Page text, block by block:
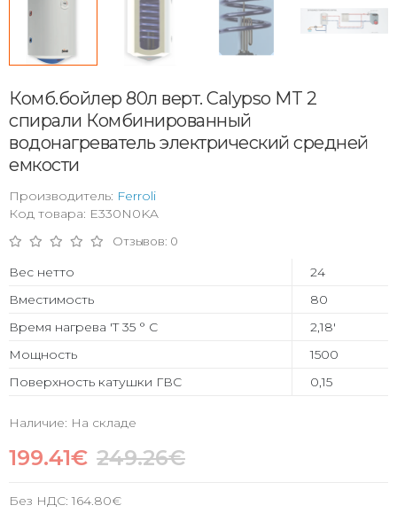
Комб.бойлер 80л верт. Calypso MT 2
спирали Комбинированный
водонагреватель электрический средней
емкости
Производитель: Ferroli
Код товара: E330N0KA
Отзывов: 0
Вес нетто
24
Вместимость
80
Время нагрева 'T 35 ° C
2,18'
Мощность
1500
Поверхность катушки ГВС
0,15
Наличие: На складе
199.41€ 249.26€
Без НДС:164.80€